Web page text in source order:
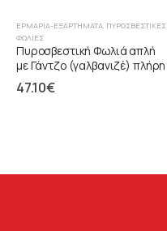
ΕΡΜΆΡΙΑ-ΕΞΑΡΤΉΜΑΤΑ ΠΥΡΟΣΒΕΣΤΙΚΈΣ
ΦΩΛΙΈΣ
Πυροσβεστική Φωλιά απλή
με Γάντζο (γαλβανιζέ) πλήρη
47.10€